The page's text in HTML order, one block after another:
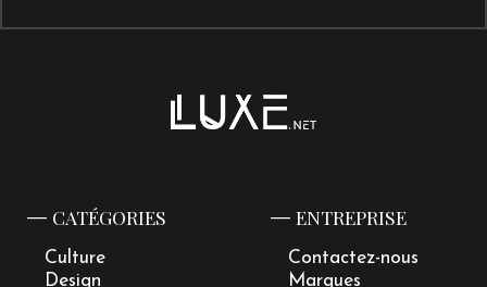
CATÉGORIES
Culture
Design
ENTREPRISE
Contactez-nous
Marques